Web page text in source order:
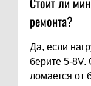
ремонта?
Да, если
берите 5-
ломается от